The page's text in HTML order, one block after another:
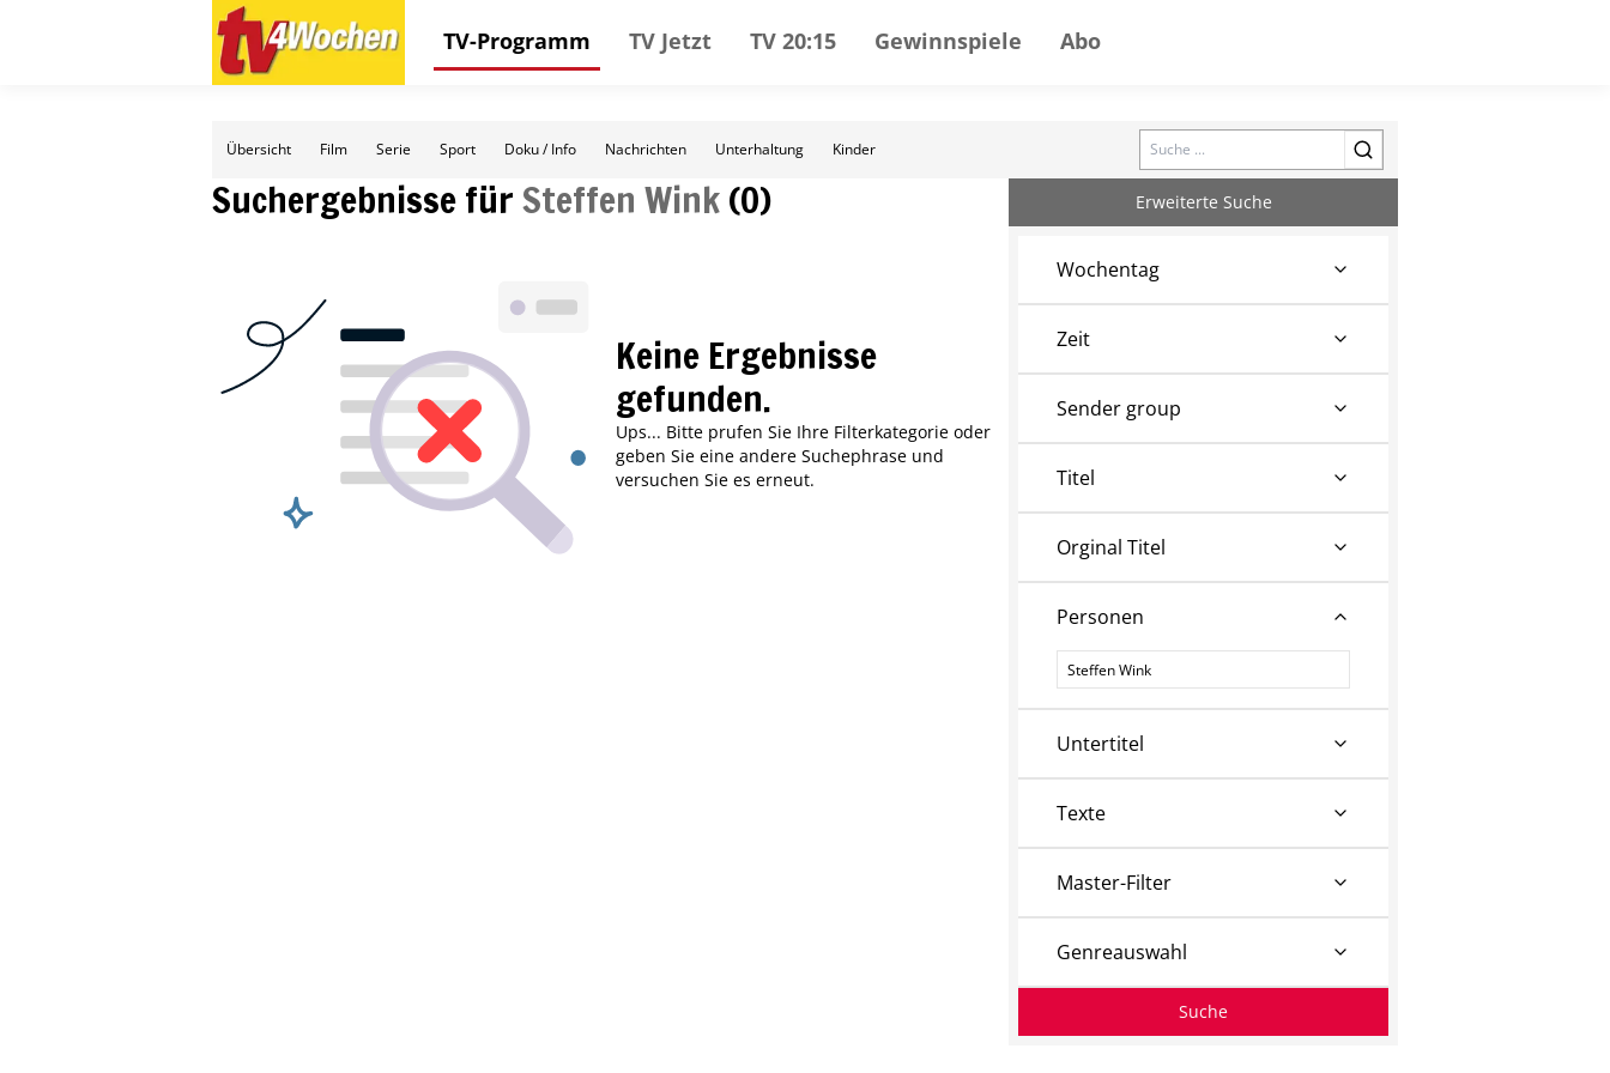
TV-Programm TV Jetzt TV 20:15 Gewinnspiele Abo
Übersicht Film Serie Sport Doku / Info Nachrichten Unterhaltung Kinder Search
Suchergebnisse fürSteffen Wink(0)
Keine Ergebnisse
gefunden.
Ups... Bitte prufen Sie Ihre Filterkategorie oder
geben Sie eine andere Suchephrase und
versuchen Sie es erneut.
Erweiterte Suche
Wochentag
Zeit
Sender group
Titel
Orginal Titel
Personen
Personen
Untertitel
Texte
Master-Filter
Genreauswahl
Suche